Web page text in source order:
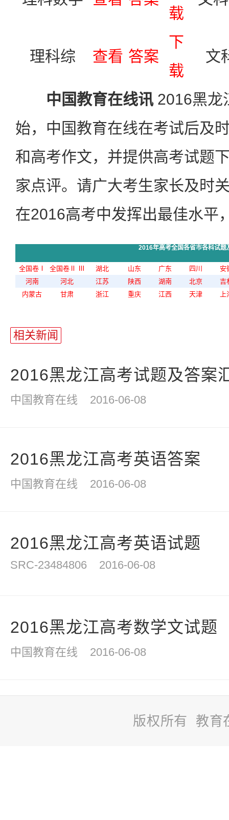
载
理科综 查看 答案
下
载
文
中国教育在线讯2016黑龙
始，中国教育在线在考试后及
和高考作文，并提供高考试题
家点评。请广大考生家长及时
在2016高考中发挥出最佳水平
2016年高考全国各省市各科试题
全国卷Ⅰ 全国卷Ⅱ 湖北 山东 广东 四川
安
河南
河北 江苏 陕西 湖南 北京
吉
内蒙古
甘肃 浙江 重庆 江西 天津 上
相关新闻
2016黑龙江高考试题及答案
中国教育在线 2016-06-08
2016黑龙江高考英语答案
中国教育在线 2016-06-08
2016黑龙江高考英语试题
SRC-23484806 2016-06-08
2016黑龙江高考数学文试题
中国教育在线 2016-06-08
版权所有 教育